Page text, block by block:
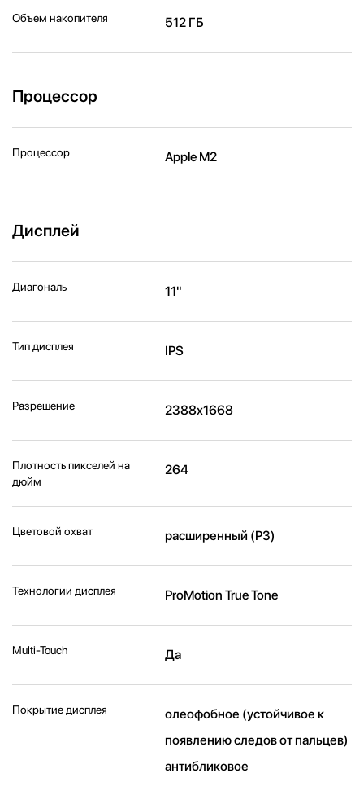
Объем накопителя 512 ГБ
Процессор
Процессор Apple M2
Дисплей
Диагональ 11"
Тип дисплея IPS
Разрешение 2388x1668
Плотность пикселей на
дюйм
264
Цветовой охват расширенный (P3)
Технологии дисплея ProMotion True Tone
Multi-Touch Да
Покрытие дисплея
олеофобное (устойчивое к
появлению следов от пальцев)
антибликовое